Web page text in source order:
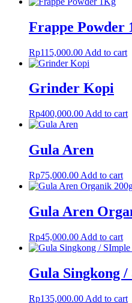
Frappe Powder
Rp115,000.00 Add to cart
Grinder Kopi
Rp400,000.00 Add to cart
Gula Aren
Rp75,000.00 Add to cart
Gula Aren
Rp45,000.00 Add to cart
Gula Singkong
Rp135,000.00 Add to cart